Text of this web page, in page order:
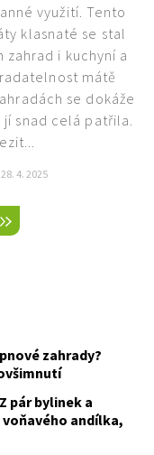
využití. Tento
klasnaté se stal
i kuchyní a
mátě
se dokáže
snad celá patřila.
28. 4. 2025
zahrady?
pár bylinek a
andílka,